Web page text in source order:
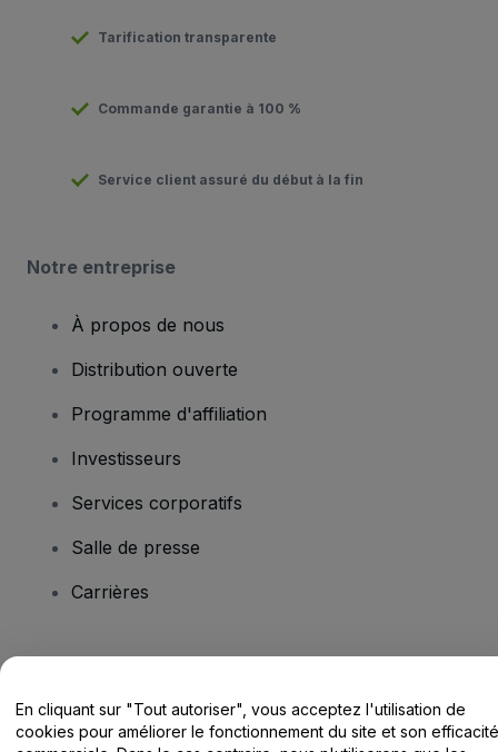
Tarification transparente
Commande garantie à 100 %
Service client assuré du début à la fin
Notre entreprise
À propos de nous
Distribution ouverte
Programme d'affiliation
Investisseurs
Services corporatifs
Salle de presse
Carrières
Centre d'assistance / Nous contacter
En cliquant sur "Tout autoriser", vous acceptez l'utilisation de
cookies pour améliorer le fonctionnement du site et son efficacité